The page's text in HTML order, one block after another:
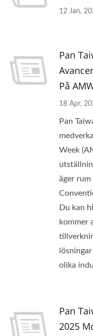
12 Jan,
Pan
På
18 Apr,
Pan
Week
äger
Du kan
kommer
olika
Pan
2025